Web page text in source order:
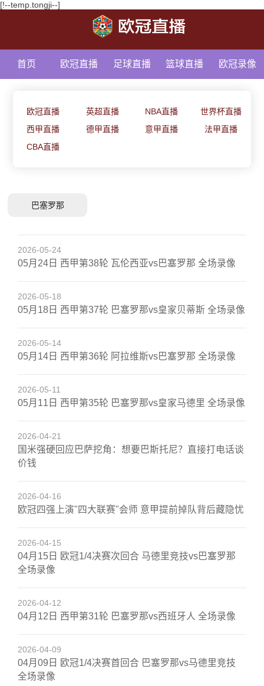
[!--temp.tongji--]
首页 欧冠直播 足球直播 篮球直播 欧冠录像
欧冠直播 英超直播 NBA直播
世界杯直播
西甲直播
德甲直播 意甲直播
法甲直播
CBA直播
巴塞罗那
2026-05-24
05月24日 西甲第38轮 瓦伦西亚vs巴塞罗那 全场录像
2026-05-18
05月18日 西甲第37轮 巴塞罗那vs皇家贝蒂斯 全场录像
2026-05-14
05月14日 西甲第36轮 阿拉维斯vs巴塞罗那 全场录像
2026-05-11
05月11日 西甲第35轮 巴塞罗那vs皇家马德里 全场录像
2026-04-21
国米强硬回应巴萨挖角：想要巴斯托尼？直接打电话谈
价钱
2026-04-16
欧冠四强上演"四大联赛"会师 意甲提前掉队背后藏隐忧
2026-04-15
04月15日 欧冠1/4决赛次回合 马德里竞技vs巴塞罗那
全场录像
2026-04-12
04月12日 西甲第31轮 巴塞罗那vs西班牙人 全场录像
2026-04-09
04月09日 欧冠1/4决赛首回合 巴塞罗那vs马德里竞技
全场录像